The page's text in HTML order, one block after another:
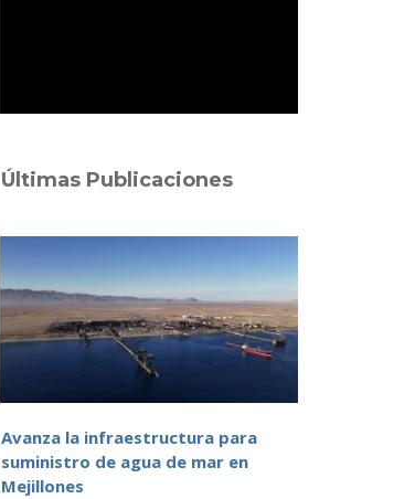
Últimas Publicaciones
Avanza la infraestructura para
suministro de agua de mar en
Mejillones